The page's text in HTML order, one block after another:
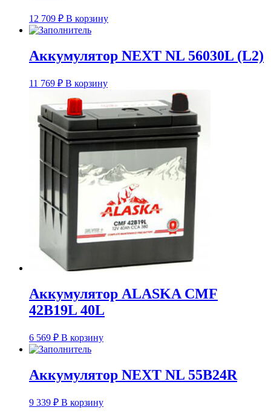
12 709 ₽ В корзину
Аккумулятор NEXT NL 56030L (L2)
11 769 ₽ В корзину
Аккумулятор ALASKA CMF
42B19L 40L
6 569 ₽ В корзину
Аккумулятор NEXT NL 55B24R
9 339 ₽ В корзину